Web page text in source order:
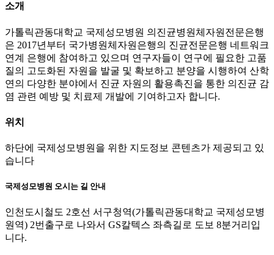
소개
가톨릭관동대학교 국제성모병원 의진균병원체자원전문은행
은 2017년부터 국가병원체자원은행의 진균전문은행 네트워크
연계 은행에 참여하고 있으며 연구자들이 연구에 필요한 고품
질의 고도화된 자원을 발굴 및 확보하고 분양을 시행하여 산학
연의 다양한 분야에서 진균 자원의 활용촉진을 통한 의진균 감
염 관련 예방 및 치료제 개발에 기여하고자 합니다.
위치
하단에 국제성모병원을 위한 지도정보 콘텐츠가 제공되고 있
습니다
국제성모병원 오시는 길 안내
인천도시철도 2호선 서구청역(가톨릭관동대학교 국제성모병
원역) 2번출구로 나와서 GS칼텍스 좌측길로 도보 8분거리입
니다.